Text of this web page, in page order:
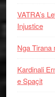
VATRA’s
Injustice
Nga Tirana
Kardinali
e Spaçit